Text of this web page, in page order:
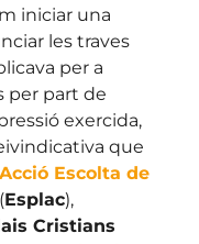
iniciar una
les traves
per a
per part de
exercida,
que
Acció Escolta de
(Esplac),
Cristians